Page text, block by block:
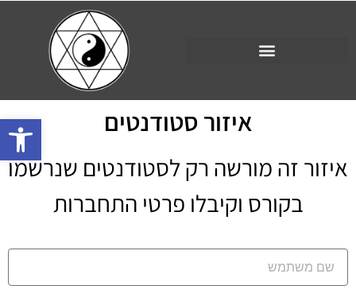
איזור סטודנטים
איזור זה מורשה רק לסטודנטים שנרשמו
בקורס וקיבלו פרטי התחברות
פתח